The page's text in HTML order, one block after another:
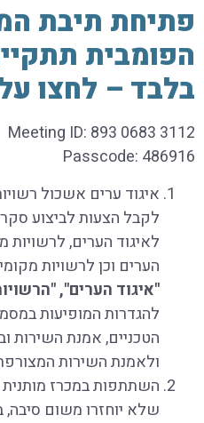
פתיחת תיבת
בלבד – לחצו
Meeting ID: 893 0683 3112
Passcode: 486916
איגוד ערים אשכול
לקבל הצעות לביצוע
לאיגוד הערים, לרשויות
הערים וכן לרשויות
"איגוד הערים",
להגדרות המופיעות
הטכניים, אמנת השירות
ולאמנת השירות
השתתפות במכרז
שלא יוחזרו משום